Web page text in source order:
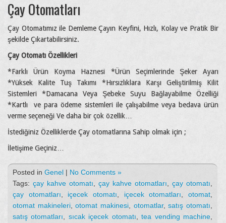
Çay Otomatları
Çay Otomatımız ile Demleme Çayın Keyfini, Hızlı, Kolay ve Pratik Bir
şekilde Çıkartabilirsiniz.
Çay Otomatı Özellikleri
*Farklı Ürün Koyma Haznesi *Ürün Seçimlerinde Şeker Ayarı
*Yüksek Kalite Tuş Takımı *Hırsızlıklara Karşı Geliştirilmiş Kilit
Sistemleri *Damacana Veya Şebeke Suyu Bağlayabilme Özelliği
*Kartlı ve para ödeme sistemleri ile çalışabilme veya bedava ürün
verme seçeneği Ve daha bir çok özellik…
İstediğiniz Özelliklerde Çay otomatlarına Sahip olmak için ;
İletişime Geçiniz…
Posted in Genel | No Comments »
Tags: çay kahve otomatı çay kahve otomatları çay otomatı
çay otomatları
içecek otomatı içecek otomatları ,otomat
otomat makineleri,otomat makinesi otomatlar,satış otomatı
satış otomatları
sıcak içecek otomatı ,tea vending machine